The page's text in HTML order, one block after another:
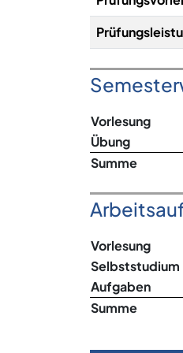
Vorlesung
Übung
Summe
Vorlesung
Selbststudium
Aufgaben
Summe